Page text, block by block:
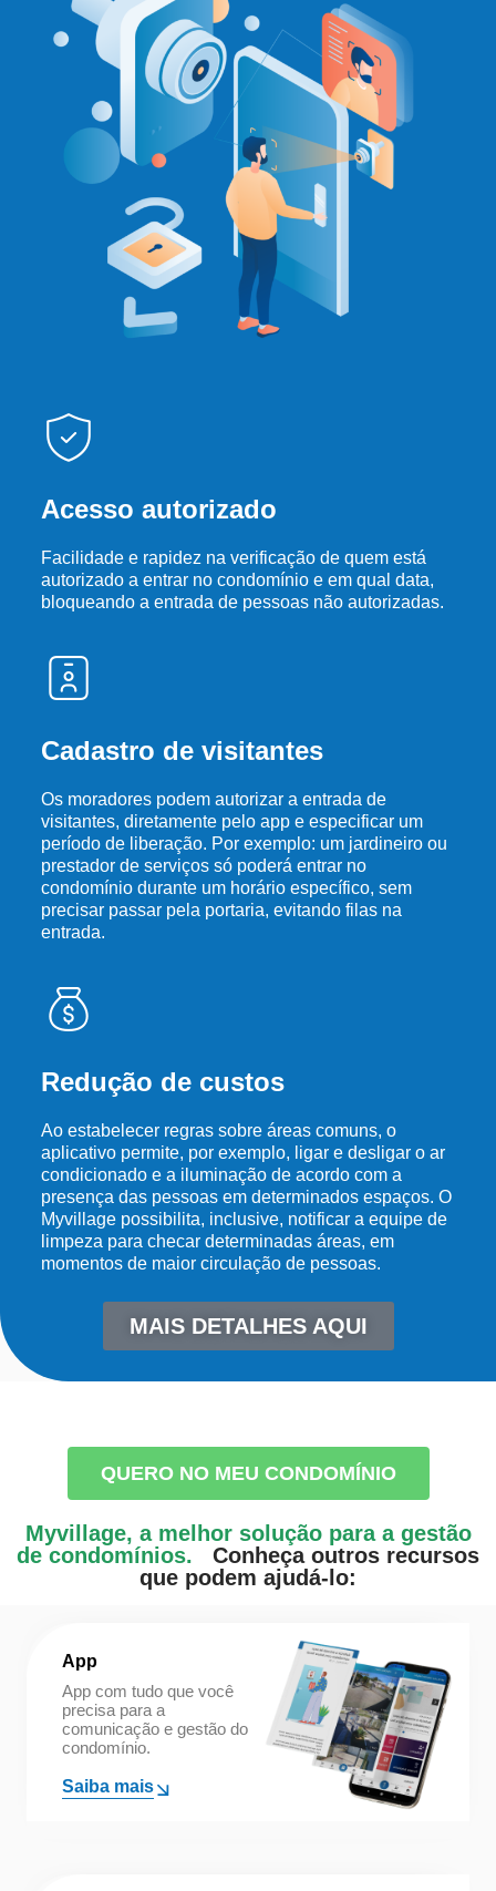
Acesso autorizado
Facilidade e rapidez na verificação de quem está
autorizado a entrar no condomínio e em qual data,
bloqueando a entrada de pessoas não autorizadas.
Cadastro de visitantes
Os moradores podem autorizar a entrada de
visitantes, diretamente pelo app e especificar um
período de liberação. Por exemplo: um jardineiro ou
prestador de serviços só poderá entrar no
condomínio durante um horário específico, sem
precisar passar pela portaria, evitando filas na
entrada.
Redução de custos
Ao estabelecer regras sobre áreas comuns, o
aplicativo permite, por exemplo, ligar e desligar o ar
condicionado e a iluminação de acordo com a
presença das pessoas em determinados espaços. O
Myvillage possibilita, inclusive, notificar a equipe de
limpeza para checar determinadas áreas, em
momentos de maior circulação de pessoas.
MAIS DETALHES AQUI
QUERO NO MEU CONDOMÍNIO
Myvillage, a melhor solução para a gestão
de condomínios. Conheça outros recursos
que podem ajudá-lo:
App
App com tudo que você
precisa para a
comunicação e gestão do
condomínio.
Saiba mais